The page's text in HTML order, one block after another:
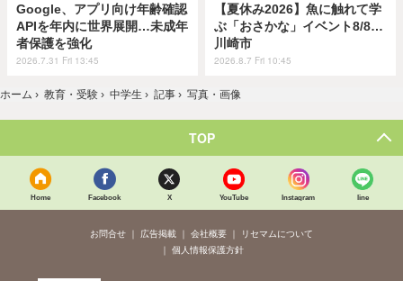
Google、アプリ向け年齢確認
APIを年内に世界展開…未成年
者保護を強化
2026.7.31 Fri 13:45
【夏休み2026】魚に触れて学
ぶ「おさかな」イベント8/8…
川崎市
2026.8.7 Fri 10:45
ホーム › 教育・受験 › 中学生 › 記事 › 写真・画像
TOP
Home Facebook X YouTube Instagram line
お問合せ 広告掲載 会社概要
リセマムについて
個人情報保護方針